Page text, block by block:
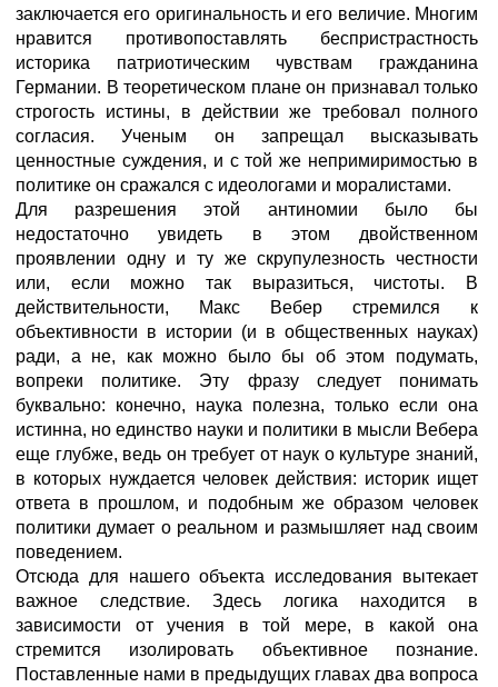
заключается его оригинальность и его величие. Многим
нравится противопоставлять беспристрастность
историка патриотическим чувствам гражданина
Германии. В теоретическом плане он признавал только
строгость истины, в действии же требовал полного
согласия. Ученым он запрещал высказывать
ценностные суждения, и с той же непримиримостью в
политике он сражался с идеологами и моралистами.
Для разрешения этой антиномии было бы
недостаточно увидеть в этом двойственном
проявлении одну и ту же скрупулезность честности
или, если можно так выразиться, чистоты. В
действительности, Макс Вебер стремился к
объективности в истории (и в общественных науках)
ради, а не, как можно было бы об этом подумать,
вопреки политике. Эту фразу следует понимать
буквально: конечно, наука полезна, только если она
истинна, но единство науки и политики в мысли Вебера
еще глубже, ведь он требует от наук о культуре знаний,
в которых нуждается человек действия: историк ищет
ответа в прошлом, и подобным же образом человек
политики думает о реальном и размышляет над своим
поведением.
Отсюда для нашего объекта исследования вытекает
важное следствие. Здесь логика находится в
зависимости от учения в той мере, в какой она
стремится изолировать объективное познание.
Поставленные нами в предыдущих главах два вопроса